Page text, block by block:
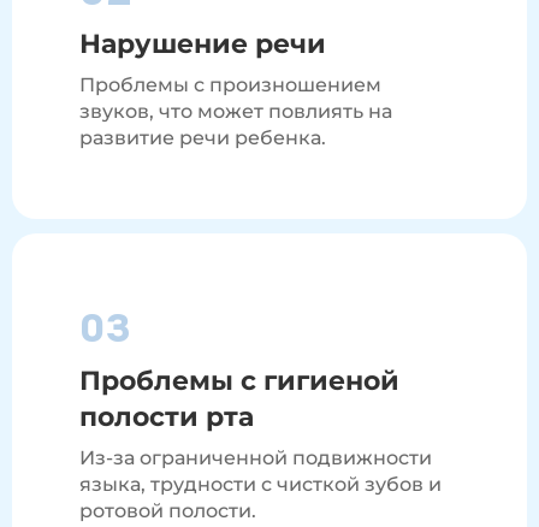
Нарушение речи
Проблемы с произношением
звуков, что может повлиять на
развитие речи ребенка.
03
Проблемы с гигиеной
полости рта
Из-за ограниченной подвижности
языка, трудности с чисткой зубов и
ротовой полости.